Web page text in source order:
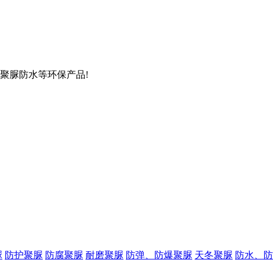
脲防水等环保产品!
防护聚脲 防腐聚脲 耐磨聚脲 防弹、防爆聚脲 天冬聚脲 防水、